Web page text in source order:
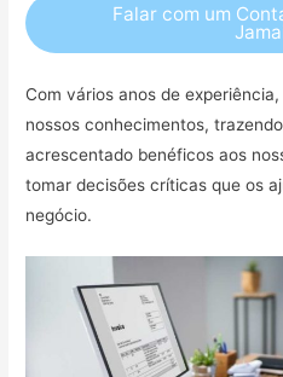
Falar com um
Com vários anos de
nossos conhecimentos,
acrescentado benéficos aos
tomar decisões críticas que os
negócio.